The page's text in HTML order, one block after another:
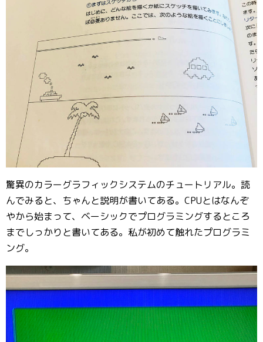
驚異のカラーグラフィックシステムのチュートリアル。読
んでみると、ちゃんと説明が書いてある。CPUとはなんぞ
やから始まって、ベーシックでプログラミングするところ
までしっかりと書いてある。私が初めて触れたプログラミ
ング。